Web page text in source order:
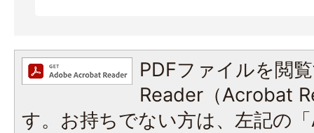
PDFファイルを閲
Reader（Acrobat
す。お持ちでない方は、左記の